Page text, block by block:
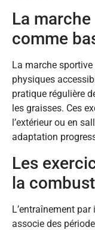
La
comme
La marche
physiques
pratique régulière
les graisses. Ces
l’extérieur ou en
adaptation
Les
la
L’entraînement
associe des